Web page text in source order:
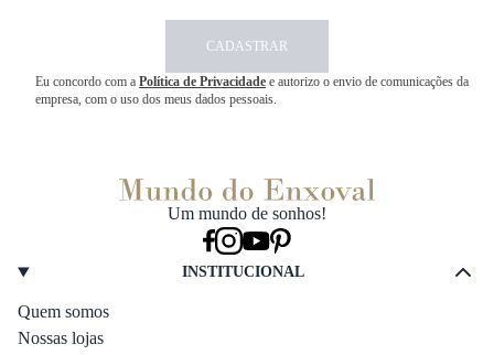
CADASTRAR
Eu concordo com a Política de Privacidade e autorizo o envio de comunicações da
empresa, com o uso dos meus dados pessoais.
Um mundo de sonhos!
INSTITUCIONAL
Quem somos
Nossas lojas